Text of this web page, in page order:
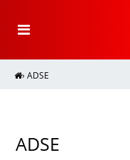
T
o
l
n
o
n
› ADSE
ADSE